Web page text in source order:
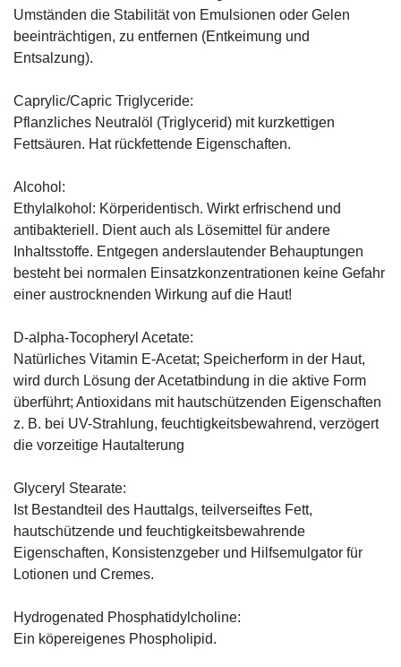
Umständen die Stabilität von Emulsionen oder Gelen
beeinträchtigen, zu entfernen (Entkeimung und
Entsalzung).
Caprylic/Capric Triglyceride:
Pflanzliches Neutralöl (Triglycerid) mit kurzkettigen
Fettsäuren. Hat rückfettende Eigenschaften.
Alcohol:
Ethylalkohol: Körperidentisch. Wirkt erfrischend und
antibakteriell. Dient auch als Lösemittel für andere
Inhaltsstoffe. Entgegen anderslautender Behauptungen
besteht bei normalen Einsatzkonzentrationen keine Gefahr
einer austrocknenden Wirkung auf die Haut!
D-alpha-Tocopheryl Acetate:
Natürliches Vitamin E-Acetat; Speicherform in der Haut,
wird durch Lösung der Acetatbindung in die aktive Form
überführt; Antioxidans mit hautschützenden Eigenschaften
z. B. bei UV-Strahlung, feuchtigkeitsbewahrend, verzögert
die vorzeitige Hautalterung
Glyceryl Stearate:
Ist Bestandteil des Hauttalgs, teilverseiftes Fett,
hautschützende und feuchtigkeitsbewahrende
Eigenschaften, Konsistenzgeber und Hilfsemulgator für
Lotionen und Cremes.
Hydrogenated Phosphatidylcholine:
Ein köpereigenes Phospholipid.